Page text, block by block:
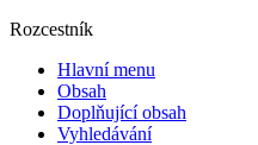
Rozcestník
Hlavní menu
Obsah
Doplňující obsah
Vyhledávání